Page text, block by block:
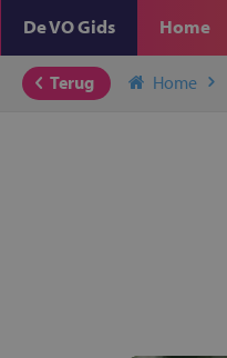
De VO Gids Home
Terug Home